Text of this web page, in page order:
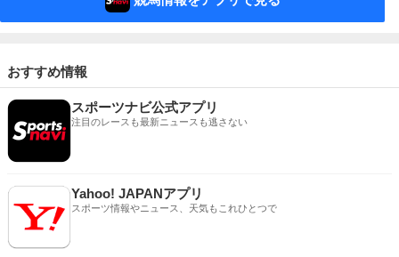
おすすめ情報
スポーツナビ公式アプリ
注目のレースも最新ニュースも逃さない
Yahoo! JAPANアプリ
スポーツ情報やニュース、天気もこれひとつで